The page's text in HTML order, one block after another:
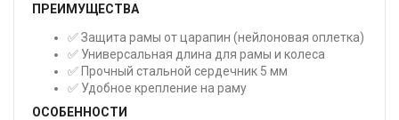
ПРЕИМУЩЕСТВА
✅ Защита рамы от царапин (нейлоновая оплетка)
✅ Универсальная длина для рамы и колеса
✅ Прочный стальной сердечник 5 мм
✅ Удобное крепление на раму
ОСОБЕННОСТИ